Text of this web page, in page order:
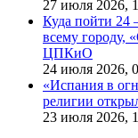
27 июля 2026,
Куда пойти 24
всему городу,
ЦПКиО
24 июля 2026,
«Испания в
религии
23 июля 2026,